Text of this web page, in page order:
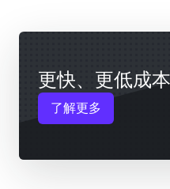
更快、更低成
了解更多